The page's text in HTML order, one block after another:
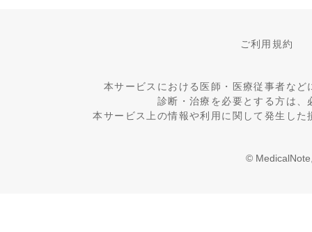
ご利用規約
本サービスにおける医師・医療従事者な
診断・治療を必要とする方は
本サービス上の情報や利用に関して発生し
©